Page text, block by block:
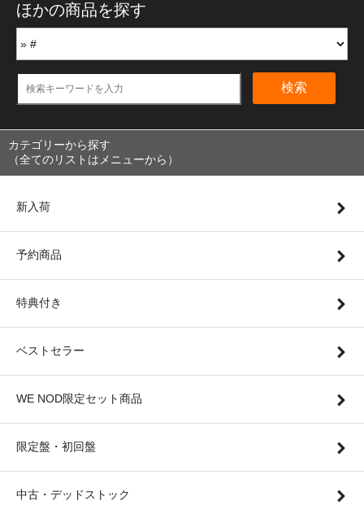
ほかの商品を探す
検索
カテゴリーから探す
（全てのリストはメニューから）
新入荷
予約商品
特典付き
ベストセラー
WE NOD限定セット商品
限定盤・初回盤
中古・デッドストック